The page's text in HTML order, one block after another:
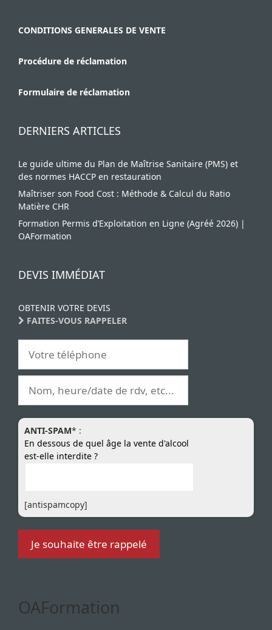
CONDITIONS GENERALES DE VENTE
Procédure de réclamation
Formulaire de réclamation
DERNIERS ARTICLES
Le guide ultime du Plan de Maîtrise Sanitaire (PMS) et
des normes HACCP en restauration
Maîtriser son Food Cost : Méthode & Calcul du Ratio
Matière CHR
Formation Permis d’Exploitation en Ligne (Agréé 2026) |
OAFormation
DEVIS IMMÉDIAT
OBTENIR VOTRE DEVIS
FAITES-VOUS RAPPELER
ANTI-SPAM* :
En dessous de quel âge la vente d'alcool
est-elle interdite ?
[antispamcopy]
OAFormation